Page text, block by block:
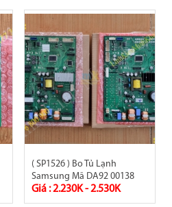
( SP1526 ) Bo Tủ Lạnh
Samsung Mã DA92 00138
Giá : 2.230K - 2.530K